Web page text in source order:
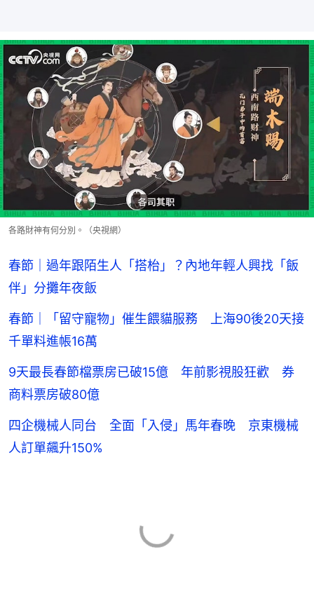
各路財神有何分別。（央視網）
春節｜過年跟陌生人「搭枱」？內地年輕人興找「飯
伴」分攤年夜飯
春節｜「留守寵物」催生餵貓服務 上海90後20天接
千單料進帳16萬
9天最長春節檔票房已破15億 年前影視股狂歡 券
商料票房破80億
四企機械人同台 全面「入侵」馬年春晚 京東機械
人訂單飆升150%